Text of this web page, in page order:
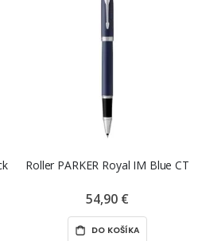
Roller PARKER Royal IM Blue CT
54,90 €
DO KOŠÍKA